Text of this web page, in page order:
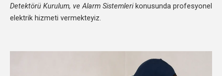
Detektörü Kurulum, ve Alarm Sistemlerikonusunda profesyonel
elektrik hizmeti vermekteyiz.